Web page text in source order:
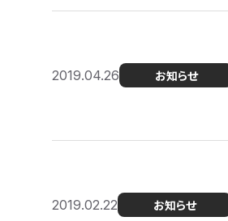
2019.04.26 お知らせ
2019.02.22 お知らせ